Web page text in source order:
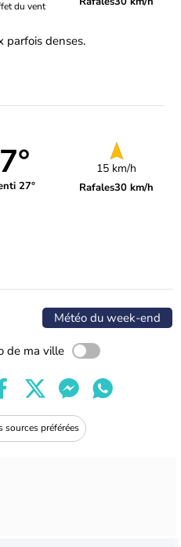
du vent
parfois denses.
27°
15 km/h
Rafales30 km/h
Météo du week-end
de ma ville
sources préférées